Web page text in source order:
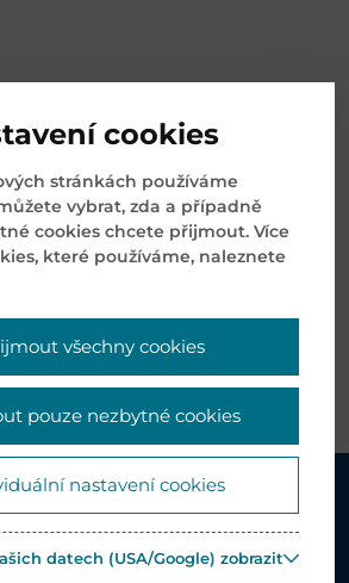
ředitele cookies
stránkách používáme
vybrat, zda a případně
cookies chcete přijmout. Více
které používáme, naleznete
všechny cookies
pouze nezbytné cookies
nastavení cookies
datech (USA/Google) zobrazit